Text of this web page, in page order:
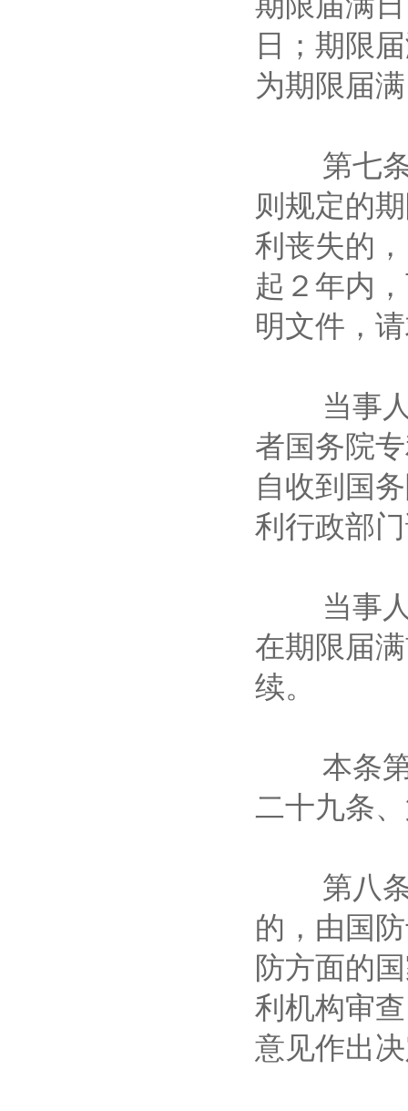
日；期限
为期限届
第七条
则规定的
利丧失的
起２年内
明文件，
当事人
者国务院
自收到国
利行政部
当事人
在期限届
续。
本条第
二十九条
第八条
的，由国
防方面的
利机构审
意见作出